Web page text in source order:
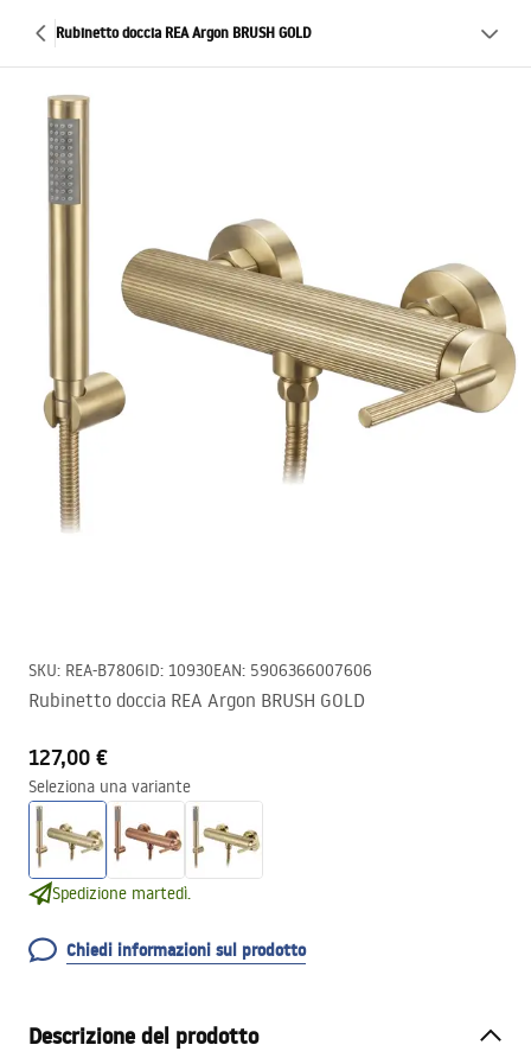
Rubinetto doccia REA Argon BRUSH GOLD
SKU: REA-B7806ID: 10930EAN: 5906366007606
Rubinetto doccia REA Argon BRUSH GOLD
127,00 €
Seleziona una variante
Spedizione martedì.
Chiedi informazioni sul prodotto
Descrizione del prodotto